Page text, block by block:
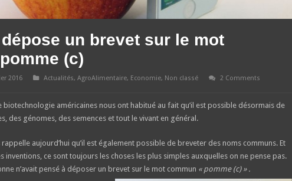
un brevet sur le mot
(c)
2016 Actualités, AgroAlimentaire, Economie, Non classé
2 Comments
biotechnologie américaines nous ont habitué au fait qu’il est possible désormais de
des génomes, des semences et tout le vivant en général.
aujourd’hui qu’il est également possible de breveter des noms communs. Et
inventions, ce sont toujours les choses les plus simples auxquelles on ne pense pas.
n’avait pensé à déposer un brevet sur le mot commun « pomme (c) » .